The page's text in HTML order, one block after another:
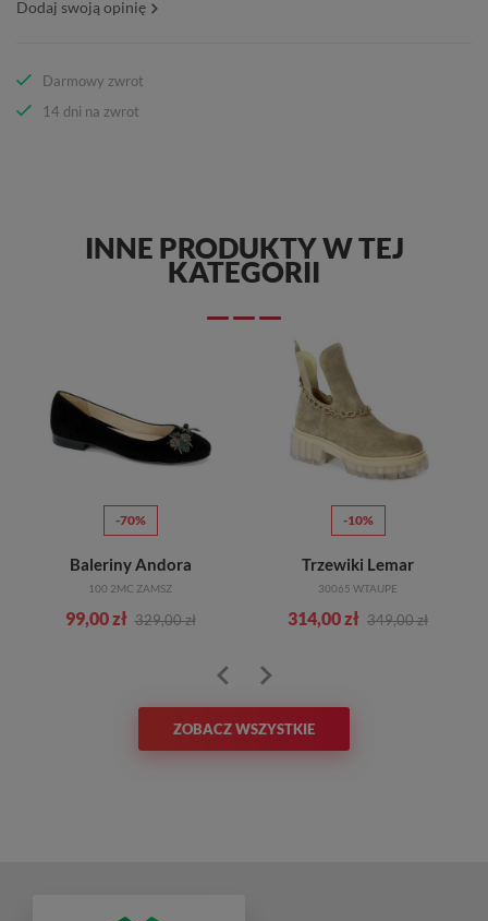
Dodaj swoją opinię
Darmowy zwrot
14 dni na zwrot
INNE PRODUKTY W TEJ
KATEGORII
-70%
Baleriny Andora
100 2MC ZAMSZ
99,00 zł 329,00 zł
-10%
Trzewiki Lemar
30065 W.TAUPE
314,00 zł 349,00 zł
ZOBACZ WSZYSTKIE